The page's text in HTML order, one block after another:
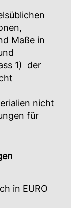
Maße in
1) der
nicht
für
in EURO